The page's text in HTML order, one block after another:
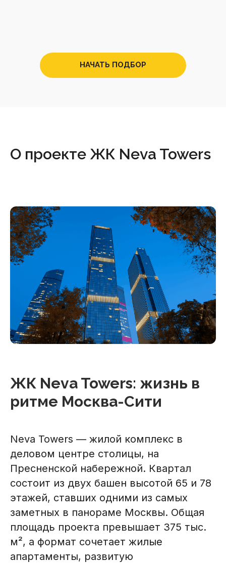
НАЧАТЬ ПОДБОР
О проекте ЖК Neva Towers
ЖК Neva Towers: жизнь в
ритме Москва-Сити
Neva Towers — жилой комплекс в
деловом центре столицы, на
Пресненской набережной. Квартал
состоит из двух башен высотой 65 и 78
этажей, ставших одними из самых
заметных в панораме Москвы. Общая
площадь проекта превышает 375 тыс.
м², а формат сочетает жилые
апартаменты, развитую